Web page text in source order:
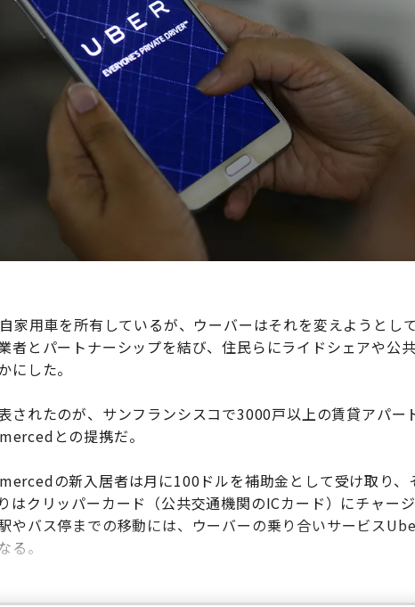
家用車を所有しているが、ウーバーはそれを変えようとして
者とパートナーシップを結び、住民らにライドシェアや公
にした。
されたのが、サンフランシスコで3000戸以上の賃貸アパー
との提携だ。
の新入居者は月に100ドルを補助金として受け取り、
はクリッパーカード（公共交通機関のICカード）にチャー
やバス停までの移動には、ウーバーの乗り合いサービス
る。